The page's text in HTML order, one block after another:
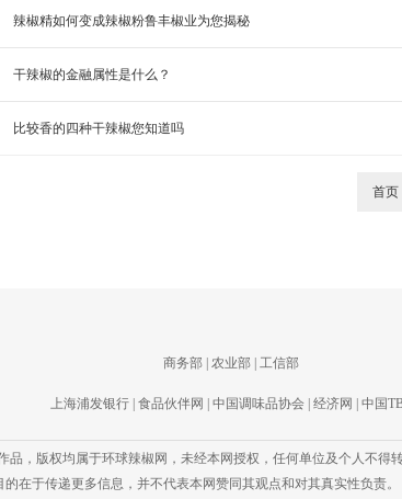
辣椒精如何变成辣椒粉鲁丰椒业为您揭秘
干辣椒的金融属性是什么？
比较香的四种干辣椒您知道吗
首页
商务部 农业部 工信部
上海浦发银行 食品伙伴网 中国调味品协会 经济网 中国
品，版权均属于环球辣椒网，未经本网授权，任何单位及个人不得
在于传递更多信息，并不代表本网赞同其观点和对其真实性负责